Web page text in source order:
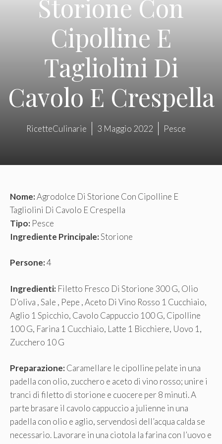
Storione Con
Cipolline E
Tagliolini Di
Cavolo E Crespella
RicetteCulinarie 3 Maggio 2022 Pesce
Nome:Agrodolce Di Storione Con Cipolline E
Tagliolini Di Cavolo E Crespella
Tipo: Pesce
Ingrediente Principale:Storione
Persone:4
Ingredienti: Filetto Fresco Di Storione 300 G, Olio
D’oliva , Sale , Pepe , Aceto Di Vino Rosso 1 Cucchiaio,
Aglio 1 Spicchio, Cavolo Cappuccio 100 G, Cipolline
100 G, Farina 1 Cucchiaio, Latte 1 Bicchiere, Uovo 1,
Zucchero 10 G
Preparazione:Caramellare le cipolline pelate in una
padella con olio, zucchero e aceto di vino rosso; unire i
tranci di filetto di storione e cuocere per 8 minuti. A
parte brasare il cavolo cappuccio a julienne in una
padella con olio e aglio, servendosi dell’acqua calda se
necessario. Lavorare in una ciotola la farina con l’uovo e